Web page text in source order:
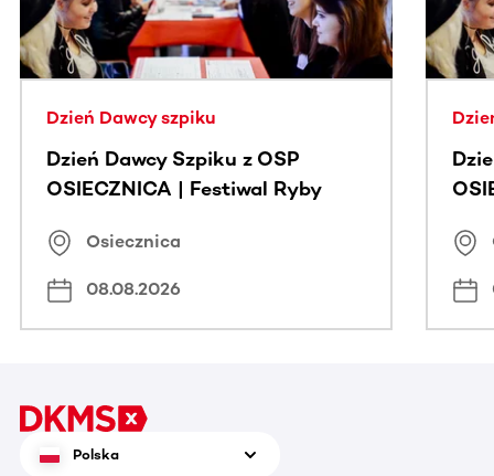
Dzień Dawcy szpiku
Dzień Dawcy Szpiku z OSP
OSIECZNICA | Festiwal Ryby
Osiecznica
08.08.2026
Polska